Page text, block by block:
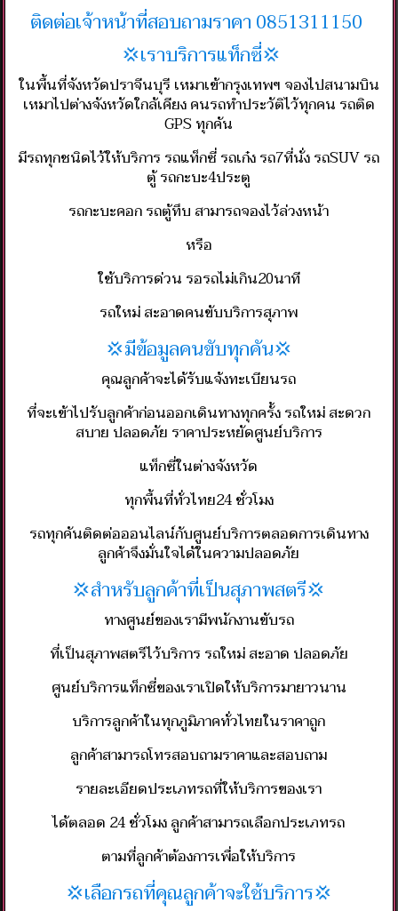
ติดต่อเจ้าหน้าที่สอบถามราคา 0851311150
💢เราบริการแท็กซี่💢
ในพื้นที่จังหวัดปราจีนบุรี เหมาเข้ากรุงเทพฯ จองไปสนามบิน
เหมาไปต่างจังหวัดใกล้เคียง คนรถทำประวัติไว้ทุกคน รถติด
GPS ทุกคัน
มีรถทุกชนิดไว้ให้บริการ รถแท็กซี่ รถเก๋ง รถ7ที่นั่ง รถSUV รถ
ตู้ รถกะบะ4ประตู
รถกะบะคอก รถตู้ทึบ สามารถจองไว้ล่วงหน้า
หรือ
ใช้บริการด่วน รอรถไม่เกิน20นาที
รถใหม่ สะอาดคนขับบริการสุภาพ
💢มีข้อมูลคนขับทุกคัน💢
คุณลูกค้าจะได้รับแจ้งทะเบียนรถ
ที่จะเข้าไปรับลูกค้าก่อนออกเดินทางทุกครั้ง รถใหม่ สะดวก
สบาย ปลอดภัย ราคาประหยัดศูนย์บริการ
แท็กซี่ในต่างจังหวัด
ทุกพื้นที่ทั่วไทย24 ชั่วโมง
รถทุกคันติดต่อออนไลน์กับศูนย์บริการตลอดการเดินทาง
ลูกค้าจึงมั่นใจได้ในความปลอดภัย
💢สำหรับลูกค้าที่เป็นสุภาพสตรี💢
ทางศูนย์ของเรามีพนักงานขับรถ
ที่เป็นสุภาพสตรีไว้บริการ รถใหม่ สะอาด ปลอดภัย
ศูนย์บริการแท็กซี่ของเราเปิดให้บริการมายาวนาน
บริการลูกค้าในทุกภูมิภาคทั่วไทยในราคาถูก
ลูกค้าสามารถโทรสอบถามราคาและสอบถาม
รายละเอียดประเภทรถที่ให้บริการของเรา
ได้ตลอด 24 ชั่วโมง ลูกค้าสามารถเลือกประเภทรถ
ตามที่ลูกค้าต้องการเพื่อให้บริการ
💢เลือกรถที่คุณลูกค้าจะใช้บริการ💢